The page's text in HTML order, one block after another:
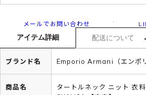
メールでお問い合わせ
アイテム詳細 配送について
ブランド名 Emporio Armani（エンポ
商品名
タートルネック ニット 衣